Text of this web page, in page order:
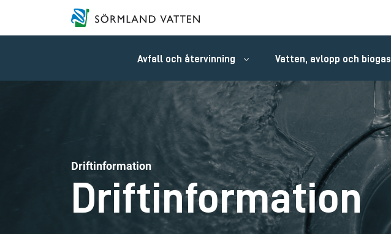
Avfall och återvinning Vatten, avlopp och biogas
Driftinformation
Driftinformation